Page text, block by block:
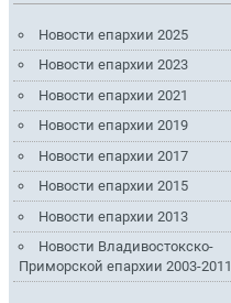
Новости епархии 2025
Новости епархии 2023
Новости епархии 2021
Новости епархии 2019
Новости епархии 2017
Новости епархии 2015
Новости епархии 2013
Новости Владивостокско-
Приморской епархии 2003-2011